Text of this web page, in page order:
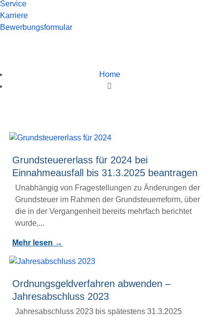
Service
Karriere
Bewerbungsformular
Home
Grundsteuererlass für 2024 bei
Einnahmeausfall bis 31.3.2025 beantragen
Unabhängig von Fragestellungen zu Änderungen der
Grundsteuer im Rahmen der Grundsteuerreform, über
die in der Vergangenheit bereits mehrfach berichtet
wurde,...
Mehr lesen →
Ordnungsgeldverfahren abwenden –
Jahresabschluss 2023
Jahresabschluss 2023 bis spätestens 31.3.2025